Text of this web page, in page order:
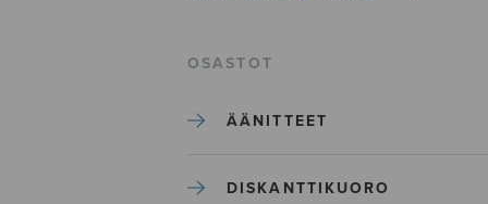
OSASTOT
ÄÄNITTEET
DISKANTTIKUORO